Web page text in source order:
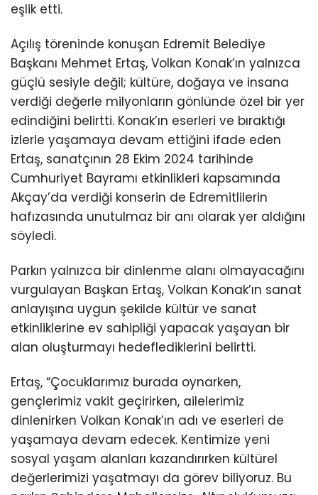
eşlik etti.
Açılış töreninde konuşan Edremit Belediye
Başkanı Mehmet Ertaş, Volkan Konak’ın yalnızca
güçlü sesiyle değil; kültüre, doğaya ve insana
verdiği değerle milyonların gönlünde özel bir yer
edindiğini belirtti. Konak’ın eserleri ve bıraktığı
izlerle yaşamaya devam ettiğini ifade eden
Ertaş, sanatçının 28 Ekim 2024 tarihinde
Cumhuriyet Bayramı etkinlikleri kapsamında
Akçay’da verdiği konserin de Edremitlilerin
hafızasında unutulmaz bir anı olarak yer aldığını
söyledi.
Parkın yalnızca bir dinlenme alanı olmayacağını
vurgulayan Başkan Ertaş, Volkan Konak’ın sanat
anlayışına uygun şekilde kültür ve sanat
etkinliklerine ev sahipliği yapacak yaşayan bir
alan oluşturmayı hedeflediklerini belirtti.
Ertaş, “Çocuklarımız burada oynarken,
gençlerimiz vakit geçirirken, ailelerimiz
dinlenirken Volkan Konak’ın adı ve eserleri de
yaşamaya devam edecek. Kentimize yeni
sosyal yaşam alanları kazandırırken kültürel
değerlerimizi yaşatmayı da görev biliyoruz. Bu